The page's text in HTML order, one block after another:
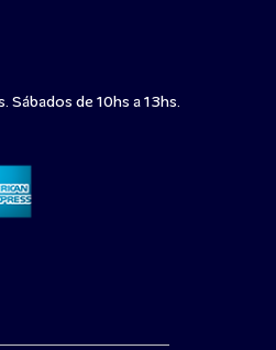
Sábados de 10hs a 13hs.